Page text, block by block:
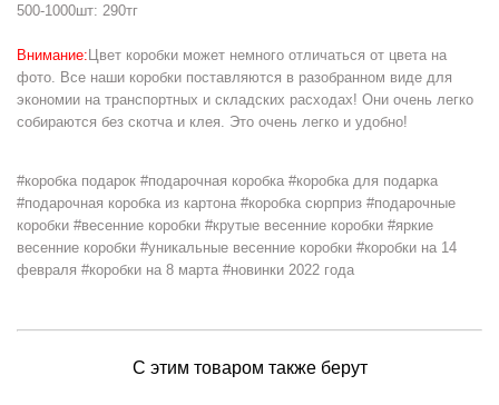
500-1000шт: 290тг
Внимание: Цвет коробки может немного отличаться от цвета на
фото. Все наши коробки поставляются в разобранном виде для
экономии на транспортных и складских расходах! Они очень легко
собираются без скотча и клея. Это очень легко и удобно!
#коробка подарок #подарочная коробка #коробка для подарка
#подарочная коробка из картона #коробка сюрприз #подарочные
коробки #весенние коробки #крутые весенние коробки #яркие
весенние коробки #уникальные весенние коробки #коробки на 14
февраля #коробки на 8 марта #новинки 2022 года
С этим товаром также берут